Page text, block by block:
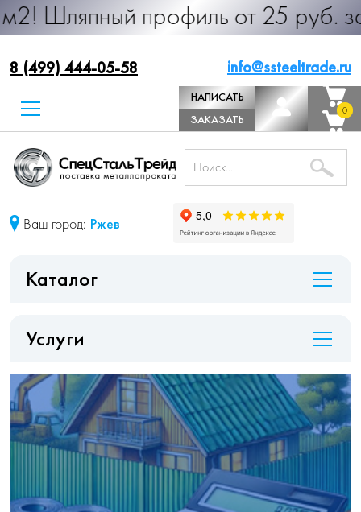
профиль от 25 руб. за м.п.
8 (499) 444-05-58 info@ssteeltrade.ru
НАПИСАТЬ
ДИРЕКТОРУ
ЗАКАЗАТЬ
ЗВОНОК
0
0
Ваш город: Ржев
Каталог
Услуги